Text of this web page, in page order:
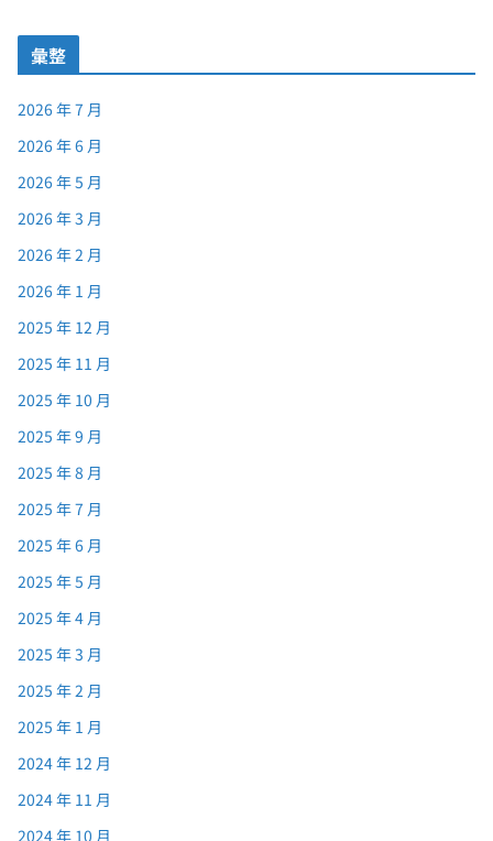
彙整
2026 年 7 月
2026 年 6 月
2026 年 5 月
2026 年 3 月
2026 年 2 月
2026 年 1 月
2025 年 12 月
2025 年 11 月
2025 年 10 月
2025 年 9 月
2025 年 8 月
2025 年 7 月
2025 年 6 月
2025 年 5 月
2025 年 4 月
2025 年 3 月
2025 年 2 月
2025 年 1 月
2024 年 12 月
2024 年 11 月
2024 年 10 月